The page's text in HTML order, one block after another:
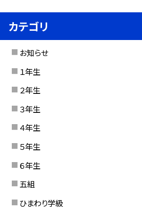
カテゴリ
お知らせ
１年生
２年生
３年生
４年生
５年生
６年生
五組
ひまわり学級